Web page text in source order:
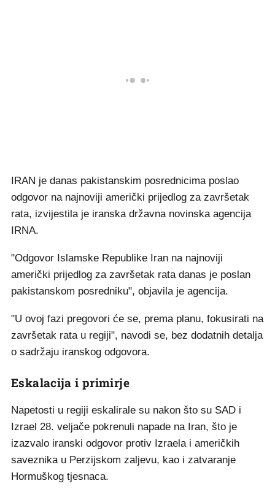
IRAN je danas pakistanskim posrednicima poslao
odgovor na najnoviji američki prijedlog za završetak
rata, izvijestila je iranska državna novinska agencija
IRNA.
"Odgovor Islamske Republike Iran na najnoviji
američki prijedlog za završetak rata danas je poslan
pakistanskom posredniku", objavila je agencija.
"U ovoj fazi pregovori će se, prema planu, fokusirati na
završetak rata u regiji", navodi se, bez dodatnih detalja
o sadržaju iranskog odgovora.
Eskalacija i primirje
Napetosti u regiji eskalirale su nakon što su SAD i
Izrael 28. veljače pokrenuli napade na Iran, što je
izazvalo iranski odgovor protiv Izraela i američkih
saveznika u Perzijskom zaljevu, kao i zatvaranje
Hormuškog tjesnaca.